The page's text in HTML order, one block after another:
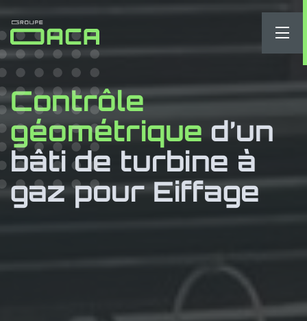
Contrôle
géométrique d’un
bâti de turbine à
gaz pour Eiffage